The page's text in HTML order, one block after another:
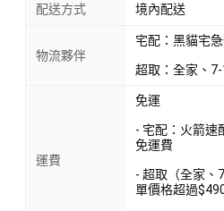
配送方式 境內配送
物流夥伴
宅配：黑貓宅
超取：全家、7-
運費
免運
- 宅配：火箭速
免運費
- 超取（全家、
單價格超過